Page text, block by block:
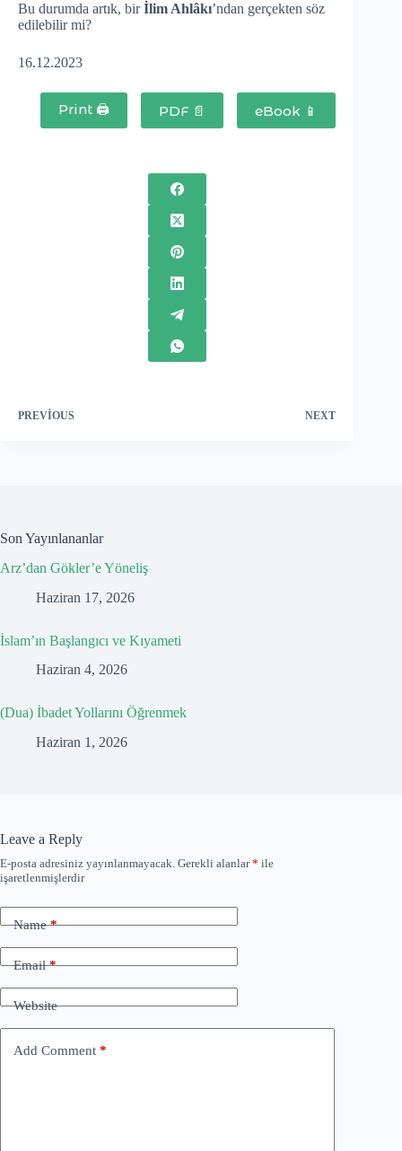
Bu durumda artık, birİlim Ahlâkı’ndan gerçekten söz
edilebilir mi?
16.12.2023
Print 🖨 PDF 📄 eBook 📱
PREVIOUS NEXT
Son Yayınlananlar
Arz’dan Gökler’e Yöneliş
Haziran 17, 2026
İslam’ın Başlangıcı ve Kıyameti
Haziran 4, 2026
(Dua) İbadet Yollarını Öğrenmek
Haziran 1, 2026
Leave a Reply
E-posta adresiniz yayınlanmayacak. Gerekli alanlar* ile
işaretlenmişlerdir
Name*
Email*
Website
Add Comment *